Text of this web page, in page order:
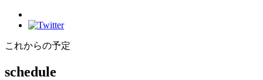
これからの予定
schedule